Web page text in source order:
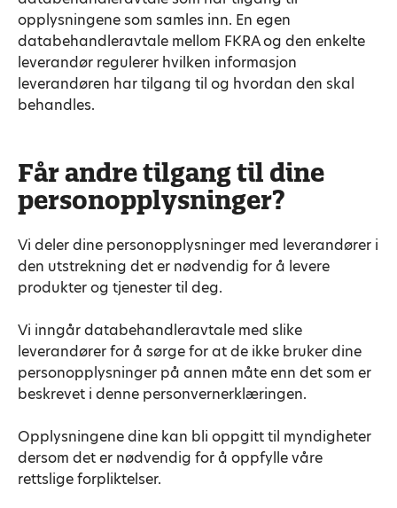
opplysningene som samles inn. En egen
databehandleravtale mellom FKRA og den enkelte
leverandør regulerer hvilken informasjon
leverandøren har tilgang til og hvordan den skal
behandles.
Får andre tilgang til dine
personopplysninger?
Vi deler dine personopplysninger med leverandører i
den utstrekning det er nødvendig for å levere
produkter og tjenester til deg.
Vi inngår databehandleravtale med slike
leverandører for å sørge for at de ikke bruker dine
personopplysninger på annen måte enn det som er
beskrevet i denne personvernerklæringen.
Opplysningene dine kan bli oppgitt til myndigheter
dersom det er nødvendig for å oppfylle våre
rettslige forpliktelser.